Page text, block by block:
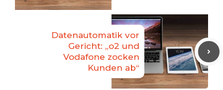
Datenautomatik vor
Gericht: „o2 und
Vodafone zocken
Kunden ab“